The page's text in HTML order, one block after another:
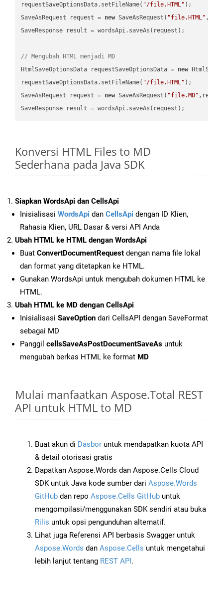
requestSaveOptionsData.setFileName( "/file.HTML" );
SaveAsRequest request = new SaveAsRequest( "file.HTML"
SaveResponse result = wordsApi.saveAs(request);
// Mengubah HTML menjadi MD
HtmlSaveOptionsData requestSaveOptionsData = new
requestSaveOptionsData.setFileName( "/file.HTML" );
SaveAsRequest request = new SaveAsRequest( "file.MD"
Konversi HTML Files to MD
Sederhana pada Java SDK
Siapkan WordsApi dan CellsApi
Inisialisasi WordsApi dan CellsApi dengan ID Klien,
Rahasia Klien, URL Dasar & versi API Anda
Ubah HTML ke HTML dengan WordsApi
Buat ConvertDocumentRequest dengan nama file lokal
dan format yang ditetapkan ke HTML.
Gunakan WordsApi untuk mengubah dokumen HTML ke
HTML.
Ubah HTML ke MD dengan CellsApi
Inisialisasi SaveOption dari CellsAPI dengan SaveFormat
sebagai MD
Panggil cellsSaveAsPostDocumentSaveAs untuk
mengubah berkas HTML ke format MD
Mulai manfaatkan Aspose.Total REST
API untuk HTML to MD
Buat akun di Dasbor untuk mendapatkan kuota API
& detail otorisasi gratis
Dapatkan Aspose.Words dan Aspose.Cells Cloud
SDK untuk Java kode sumber dari Aspose.Words
GitHub dan repo Aspose.Cells GitHub untuk
mengompilasi/menggunakan SDK sendiri atau buka
Rilis untuk opsi pengunduhan alternatif.
Lihat juga Referensi API berbasis Swagger untuk
Aspose.Words dan Aspose.Cells untuk mengetahui
lebih lanjut tentang REST API.